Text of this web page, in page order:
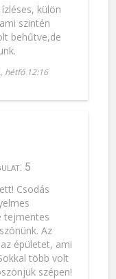
külön
szintén
behűtve,de
hétfő 12:16
5
Csodás
tejmentes
Az
épületet, ami
több volt
szépen!